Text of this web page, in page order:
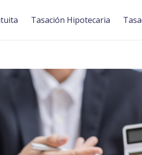
Tasación Hipotecaria